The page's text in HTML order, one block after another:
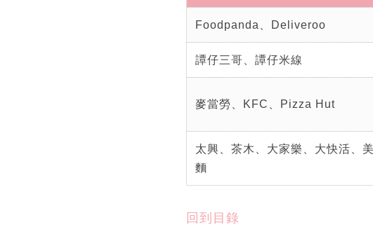
Foodpanda、Deliveroo
譚仔三哥、譚仔米線
麥當勞、KFC、Pizza Hut
太興、茶木、大家樂、大快活、
麵
回到目錄